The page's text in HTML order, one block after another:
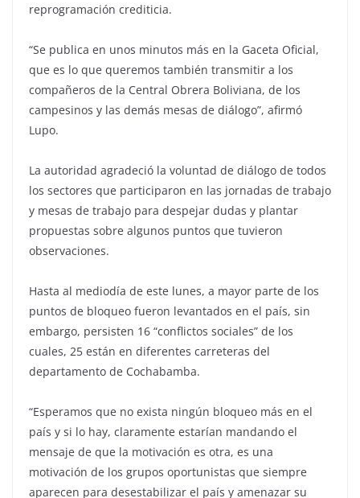
reprogramación crediticia.
“Se publica en unos minutos más en la Gaceta Oficial,
que es lo que queremos también transmitir a los
compañeros de la Central Obrera Boliviana, de los
campesinos y las demás mesas de diálogo”, afirmó
Lupo.
La autoridad agradeció la voluntad de diálogo de todos
los sectores que participaron en las jornadas de trabajo
y mesas de trabajo para despejar dudas y plantar
propuestas sobre algunos puntos que tuvieron
observaciones.
Hasta al mediodía de este lunes, a mayor parte de los
puntos de bloqueo fueron levantados en el país, sin
embargo, persisten 16 “conflictos sociales” de los
cuales, 25 están en diferentes carreteras del
departamento de Cochabamba.
“Esperamos que no exista ningún bloqueo más en el
país y si lo hay, claramente estarían mandando el
mensaje de que la motivación es otra, es una
motivación de los grupos oportunistas que siempre
aparecen para desestabilizar el país y amenazar su